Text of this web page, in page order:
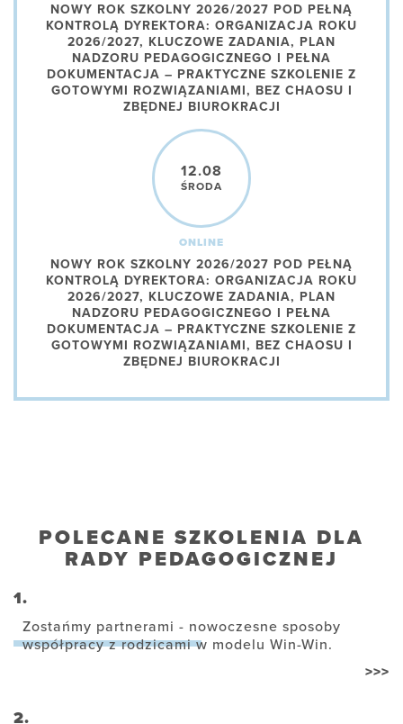
NOWY ROK SZKOLNY 2026/2027 POD PEŁNĄ
KONTROLĄ DYREKTORA: ORGANIZACJA ROKU
2026/2027, KLUCZOWE ZADANIA, PLAN
NADZORU PEDAGOGICZNEGO I PEŁNA
DOKUMENTACJA – PRAKTYCZNE SZKOLENIE Z
GOTOWYMI ROZWIĄZANIAMI, BEZ CHAOSU I
ZBĘDNEJ BIUROKRACJI
12.08
ŚRODA
ONLINE
NOWY ROK SZKOLNY 2026/2027 POD PEŁNĄ
KONTROLĄ DYREKTORA: ORGANIZACJA ROKU
2026/2027, KLUCZOWE ZADANIA, PLAN
NADZORU PEDAGOGICZNEGO I PEŁNA
DOKUMENTACJA – PRAKTYCZNE SZKOLENIE Z
GOTOWYMI ROZWIĄZANIAMI, BEZ CHAOSU I
ZBĘDNEJ BIUROKRACJI
POLECANE SZKOLENIA DLA
RADY PEDAGOGICZNEJ
1.
Zostańmy partnerami - nowoczesne sposoby
współpracy z rodzicami w modelu Win-Win.
>>>
2.